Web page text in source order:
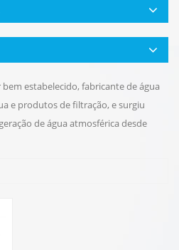
estabelecido, fabricante de água
e produtos de filtração, e surgiu
de água atmosférica desde